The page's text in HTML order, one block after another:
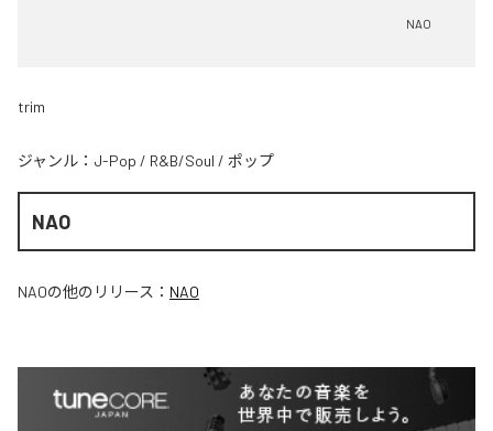
NAO
trim
ジャンル： J-Pop / R&B/Soul / ポップ
NAO
NAOの他のリリース： NAO